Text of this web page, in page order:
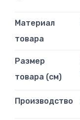
Материал
товара
Размер
товара (см)
Производство